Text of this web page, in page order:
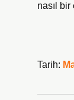
nasıl
Tarih: